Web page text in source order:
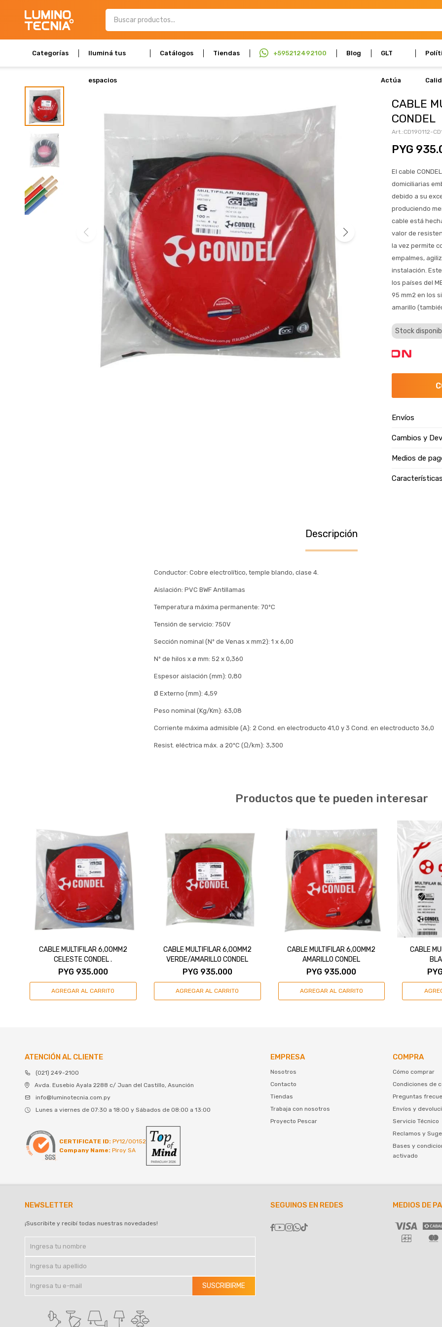
Categorías Iluminá tus
espacios
Catálogos Tiendas +595212492100 Blog GLT
Actúa
CABLE
CONDEL
CD190112-
PYG
El cable
domiciliarias
debido a su
produciendo
cable está
valor de
la vez permite
empalmes,
instalación.
los países del
95 mm2 en los
amarillo
Stock
Envíos
Cambios y
Medios de
Descripción
Conductor: Cobre electrolítico, temple blando, clase 4.
Aislación: PVC BWF Antillamas
Temperatura máxima permanente: 70ºC
Tensión de servicio: 750V
Sección nominal (Nº de Venas x mm2): 1 x 6,00
Nº de hilos x ø mm: 52 x 0,360
Espesor aislación (mm): 0,80
Ø Externo (mm): 4,59
Peso nominal (Kg/Km): 63,08
Corriente máxima admisible (A): 2 Cond. en electroducto 41,0 y 3 Cond. en electroducto 36,0
Resist. eléctrica máx. a 20ºC (Ω/km): 3,300
Productos que te pueden interesar
CABLE MULTIFILAR 6,00MM2
CELESTE CONDEL .
PYG 935.000
CABLE MULTIFILAR 6,00MM2
VERDE/AMARILLO CONDEL
PYG 935.000
CABLE MULTIFILAR 6,00MM2
AMARILLO CONDEL
PYG 935.000
CABLE
ATENCIÓN AL CLIENTE
(021) 249-2100
Avda. Eusebio Ayala 2288 c/ Juan del Castillo, Asunción
info@luminotecnia.com.py
Lunes a viernes de 07:30 a 18:00 y Sábados de 08:00 a 13:00
CERTIFICATE ID: PY12/00152
Company Name: Piroy SA
EMPRESA
Nosotros
Contacto
Tiendas
Trabaja con nosotros
Proyecto Pescar
COMPRA
Cómo comprar
Condiciones de
Preguntas
Envíos y
Servicio Técnico
Reclamos y
Bases y
activado
NEWSLETTER
¡Suscribite y recibí todas nuestras novedades!
SUSCRIBIRME
SEGUINOS EN REDES

MEDIOS DE